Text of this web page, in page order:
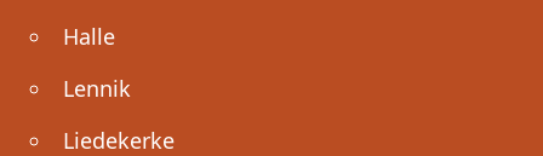
Halle
Lennik
Liedekerke